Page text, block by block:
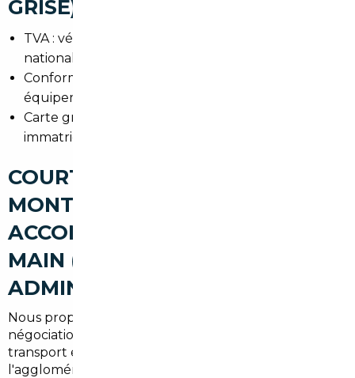
GRISE)
TVA : vérifier le régime (intracommunautaire ou
national) et les justificatifs.
Conformité : contrôle des normes françaises (CO2,
équipement) et des documents d'origine.
Carte grise : papier essentiel, démarches pour
immatriculation en Val-d'Oise (95).
COURTIER AUTOMOBILE
MONTMORENCY : UN
ACCOMPAGNEMENT CLÉ EN
MAIN (RECHERCHE,
ADMINISTRATIF, LIVRAISON)
Nous proposons un service complet : prospection,
négociation, vérifications techniques, organisation du
transport et suivi administratif jusqu'à la livraison dans
l'agglomération de Montmorency. Le parcours est